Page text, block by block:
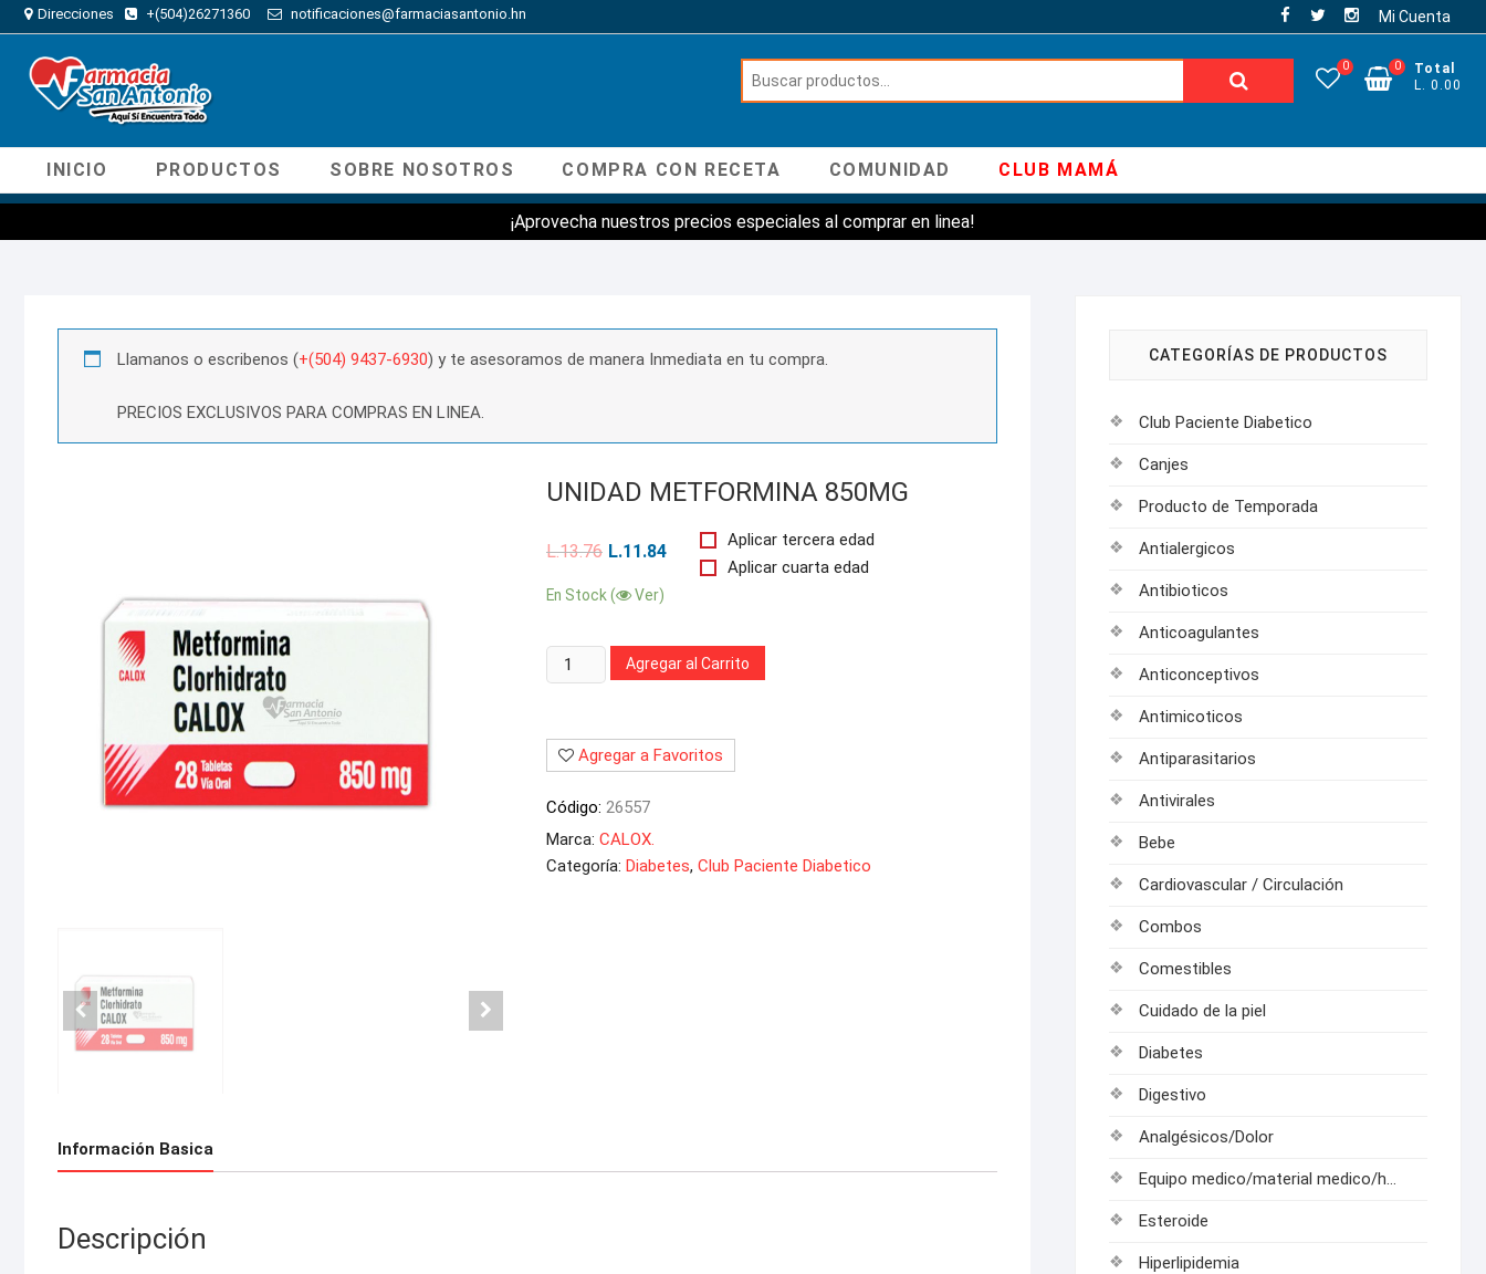
Direcciones +(504)26271360 notificaciones@farmaciasantonio.hn Mi Cuenta
Buscar: 0
Total
L. 0.00
0
INICIO PRODUCTOS SOBRE NOSOTROS COMPRA CON RECETA COMUNIDAD CLUB MAMÁ
¡Aprovecha nuestros precios especiales al comprar en linea!
Llamanos o escribenos (+(504) 9437-6930) y te asesoramos de manera Inmediata en tu compra.
PRECIOS EXCLUSIVOS PARA COMPRAS EN LINEA.
UNIDAD METFORMINA 850MG
L.13.76 L.11.84
Aplicar tercera edad
Aplicar cuarta edad
En Stock ( Ver)
Cantidad: Agregar al Carrito
Agregar a Favoritos
Código: 26557
Marca: CALOX.
Categoría: Diabetes, Club Paciente Diabetico
Información Basica
Descripción
CATEGORÍAS DE PRODUCTOS
Club Paciente Diabetico
Canjes
Producto de Temporada
Antialergicos
Antibioticos
Anticoagulantes
Anticonceptivos
Antimicoticos
Antiparasitarios
Antivirales
Bebe
Cardiovascular / Circulación
Combos
Comestibles
Cuidado de la piel
Diabetes
Digestivo
Analgésicos/Dolor
Equipo medico/material medico/hospitalarios
Esteroide
Hiperlipidemia